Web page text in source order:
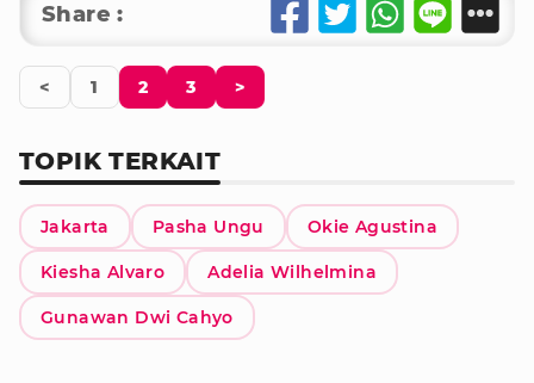
Share :
< 1 2 3 >
TOPIK TERKAIT
Jakarta Pasha Ungu Okie Agustina
Kiesha Alvaro Adelia Wilhelmina
Gunawan Dwi Cahyo